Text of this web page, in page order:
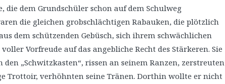
die dem Grundschüler schon auf dem Schulweg
die gleichen grobschlächtigen Rabauken, die plötzlich
dem schützenden Gebüsch, sich ihrem schwächlichen
Vorfreude auf das angebliche Recht des Stärkeren. Sie
„Schwitzkasten“, rissen an seinem Ranzen, zerstreuten
Trottoir, verhöhnten seine Tränen. Dorthin wollte er nicht